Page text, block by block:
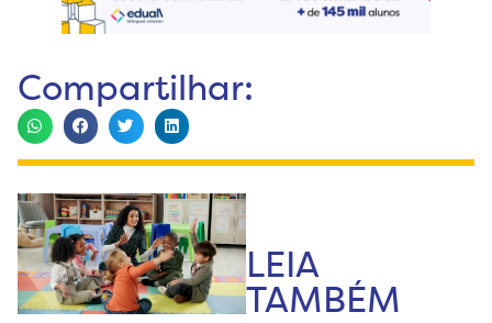
Compartilhar:
LEIA
TAMBÉM